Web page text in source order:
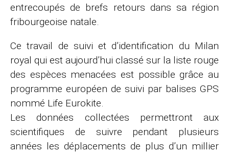
entrecoupés de brefs retours dans sa région
fribourgeoise natale.
Ce travail de suivi et d’identification du Milan
royal qui est aujourd’hui classé sur la liste rouge
des espèces menacées est possible grâce au
programme européen de suivi par balises GPS
nommé Life Eurokite.
Les données collectées permettront aux
scientifiques de suivre pendant plusieurs
années les déplacements de plus d’un millier